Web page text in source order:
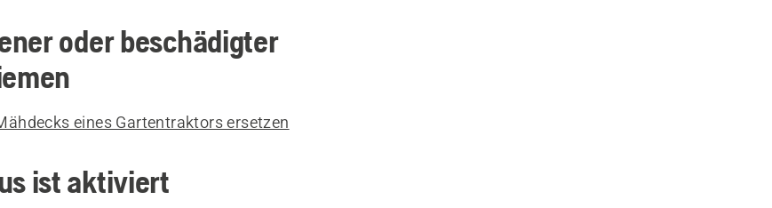
oder beschädigter
eines Gartentraktors ersetzen
ist aktiviert